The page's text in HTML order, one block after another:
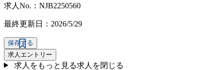
求人No.：NJB2250560
最終更新日：2026/5/29
保存する
求人エントリー
求人をもっと見る求人を閉じる